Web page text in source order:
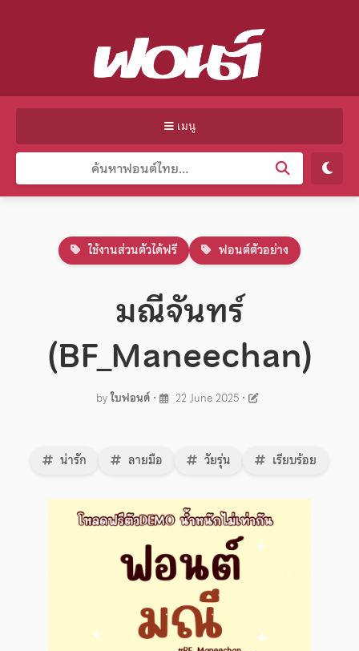
เมนู
ใช้งานส่วนตัวได้ฟรี ฟอนต์ตัวอย่าง
มณีจันทร์
(BF_Maneechan)
byใบฟอนต์ • 22 June 2025 •
น่ารัก ลายมือ วัยรุ่น เรียบร้อย